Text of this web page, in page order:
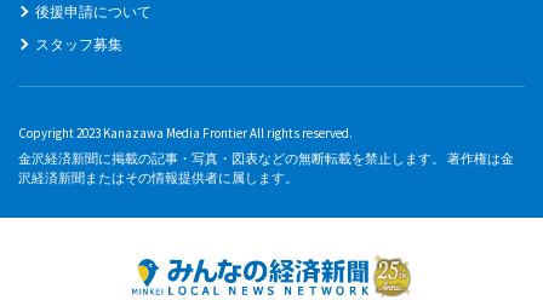
後援申請について
スタッフ募集
Copyright 2023 Kanazawa Media Frontier All rights reserved.
金沢経済新聞に掲載の記事・写真・図表などの無断転載を禁止します。 著作権は金
沢経済新聞またはその情報提供者に属します。